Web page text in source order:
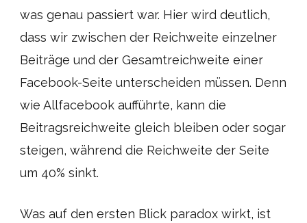
was genau passiert war. Hier wird deutlich,
dass wir zwischen der Reichweite einzelner
Beiträge und der Gesamtreichweite einer
Facebook-Seite unterscheiden müssen. Denn
wie Allfacebook aufführte, kann die
Beitragsreichweite gleich bleiben oder sogar
steigen, während die Reichweite der Seite
um 40% sinkt.
Was auf den ersten Blick paradox wirkt, ist